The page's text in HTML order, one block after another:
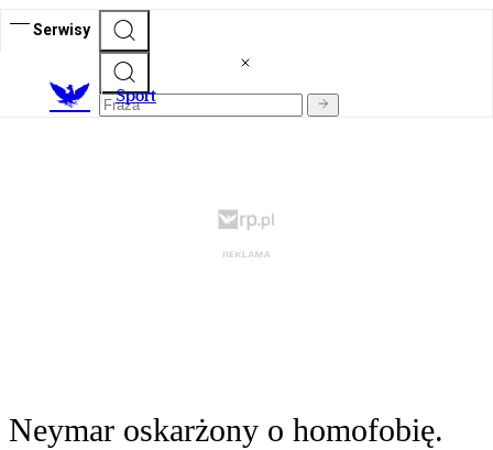
Serwisy
Sport
Neymar oskarżony o homofobię.